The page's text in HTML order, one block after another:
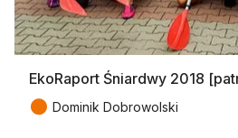
EkoRaport Śniardwy 2018
● Dominik Dobrowolski